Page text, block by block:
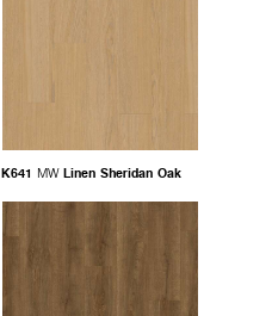
K641 MW Linen Sheridan Oak